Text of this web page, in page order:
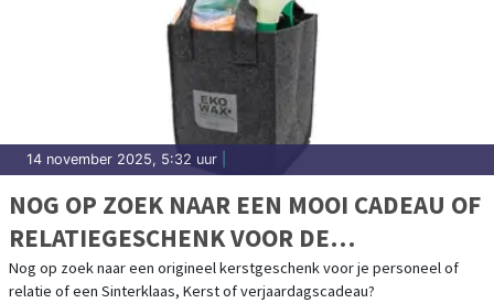
14 november 2025, 5:32 uur
NOG OP ZOEK NAAR EEN MOOI CADEAU OF
RELATIEGESCHENK VOOR DE
FEESTDAGEN?
Nog op zoek naar een origineel kerstgeschenk voor je personeel of
relatie of een Sinterklaas, Kerst of verjaardagscadeau?